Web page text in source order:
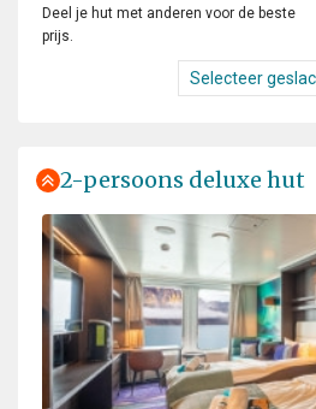
Deel je hut met anderen voor de beste
prijs.
2-persoons deluxe hut